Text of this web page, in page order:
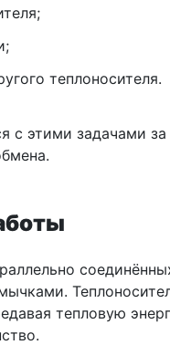
теплоносителя.
с этими задачами за
тепловую